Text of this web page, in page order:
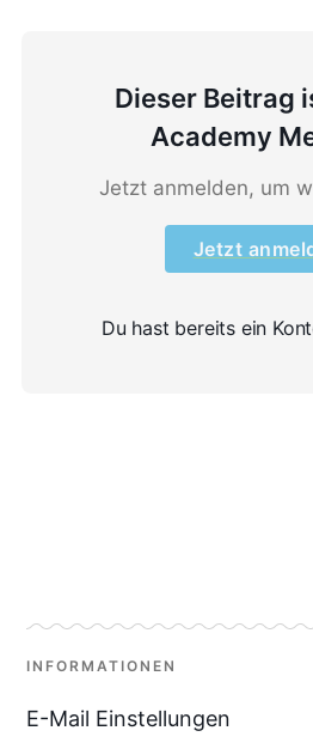
Dieser Beitrag
Academy
Jetzt anmelden, um
Jetzt
Du hast bereits ein
INFORMATIONEN
E-Mail Einstellungen